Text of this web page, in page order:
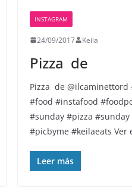
INSTAGRAM
24/09/2017 Keila
Pizza ️ de
Pizza ️ de
#food #instafood
#sunday #pizza
#picbyme #keilaeats Ver
Leer más